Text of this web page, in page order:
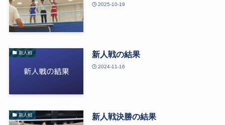
2025-10-19
新人戦 新人戦の結果
2024-11-16
新人戦 新人戦決勝の結果